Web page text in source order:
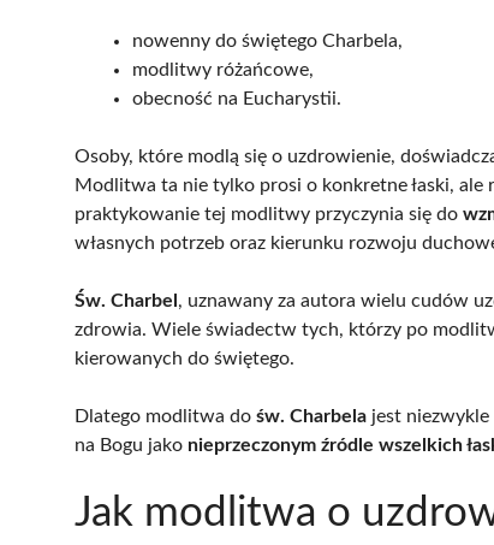
nowenny do świętego Charbela,
modlitwy różańcowe,
obecność na Eucharystii.
Osoby, które modlą się o uzdrowienie,
Modlitwa ta nie tylko prosi o konkretne łaski, ale
praktykowanie tej modlitwy przyczynia się do
własnych potrzeb oraz kierunku rozwoju
Św. Charbel, uznawany za autora wielu cudów
zdrowia. Wiele świadectw tych, którzy po
kierowanych do świętego.
Dlatego modlitwa do św. Charbela jest niezwykle
na Bogu jako nieprzeczonym źródle wszelkich
Jak modlitwa o